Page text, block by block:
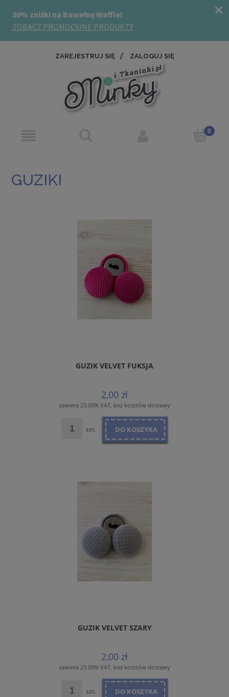
ZAREJESTRUJ SIĘ ZALOGUJ SIĘ
GUZIKI
GUZIK VELVET FUKSJA
2,00 zł
zawiera 23.00% VAT, bez kosztów dostawy
szt. DO KOSZYKA
GUZIK VELVET SZARY
2,00 zł
zawiera 23.00% VAT, bez kosztów dostawy
szt. DO KOSZYKA